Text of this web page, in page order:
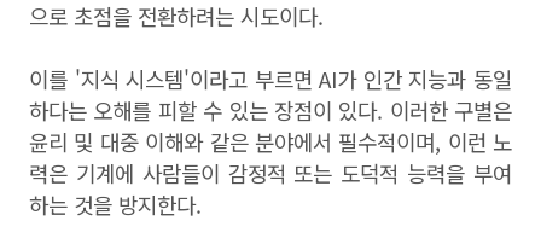
으로 초점을 전환하려는 시도이다.
이를 '지식 시스템'이라고 부르면 AI가 인간 지능과 동일
하다는 오해를 피할 수 있는 장점이 있다. 이러한 구별은
윤리 및 대중 이해와 같은 분야에서 필수적이며, 이런 노
력은 기계에 사람들이 감정적 또는 도덕적 능력을 부여
하는 것을 방지한다.